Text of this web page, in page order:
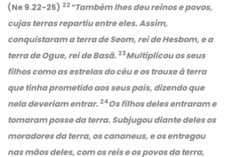
(Ne 9.22-25) 22“Também lhes deu reinos e povos,
cujas terras repartiu entre eles. Assim,
conquistaram a terra de Seom, rei de Hesbom, e a
terra de Ogue, rei de Basã. 23Multiplicou os seus
filhos como as estrelas do céu e os trouxe à terra
que tinha prometido aos seus pais, dizendo que
nela deveriam entrar. 24Os filhos deles entraram e
tomaram posse da terra. Subjugou diante deles os
moradores da terra, os cananeus, e os entregou
nas mãos deles, com os reis e os povos da terra,